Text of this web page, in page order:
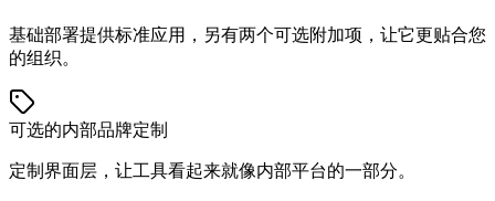
基础部署提供标准应用，另有两个可选附加项，让它更贴合您
的组织。
可选的内部品牌定制
定制界面层，让工具看起来就像内部平台的一部分。